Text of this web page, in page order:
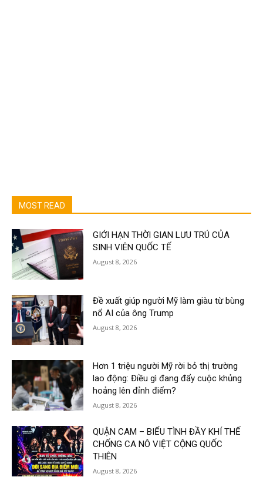
MOST READ
GIỚI HẠN THỜI GIAN LƯU TRÚ CỦA
SINH VIÊN QUỐC TẾ
August 8, 2026
Đề xuất giúp người Mỹ làm giàu từ bùng
nổ AI của ông Trump
August 8, 2026
Hơn 1 triệu người Mỹ rời bỏ thị trường
lao động: Điều gì đang đẩy cuộc khủng
hoảng lên đỉnh điểm?
August 8, 2026
QUẬN CAM – BIỂU TÌNH ĐẦY KHÍ THẾ
CHỐNG CA NÔ VIỆT CỘNG QUỐC
THIÊN
August 8, 2026